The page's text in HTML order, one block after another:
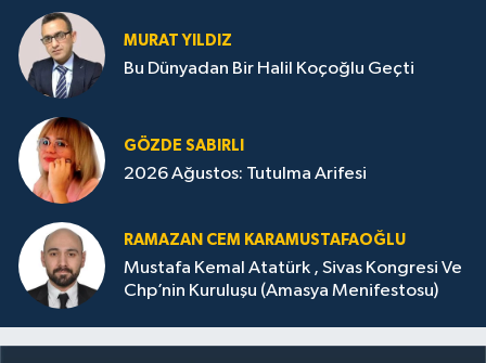
MURAT YILDIZ
Bu Dünyadan Bir Halil Koçoğlu Geçti
GÖZDE SABIRLI
2026 Ağustos: Tutulma Arifesi
RAMAZAN CEM KARAMUSTAFAOĞLU
Mustafa Kemal Atatürk , Sivas Kongresi Ve
Chp’nin Kuruluşu (Amasya Menifestosu)